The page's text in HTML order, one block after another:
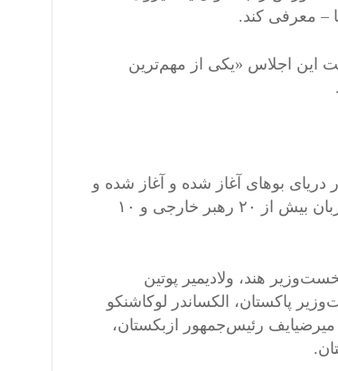
– معرفی کند.
این اجلاس «یکی از مهم‌ترین
در کنار دریای بوهای آغاز شده و آغاز شده و
تا امروز-اول سپتامبر- ادامه می‌یابد. لیو به خبرنگاران گفت که این نشست میزبان بیش از ۲۰ رهبر خارجی و ۱۰
هند، ولادیمیر پوتین
پاکستان، الکساندر لوکاشنکو
رئیس‌جمهور ازبکستان،